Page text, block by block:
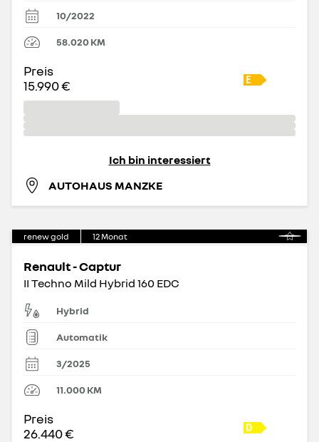
10/2022
58.020KM
Preis
15.990 €
Ich bin interessiert
AUTOHAUS MANZKE
renew gold 12Monat
Renault - Captur
II Techno Mild Hybrid 160 EDC
Hybrid
Automatik
3/2025
11.000KM
Preis
26.440 €